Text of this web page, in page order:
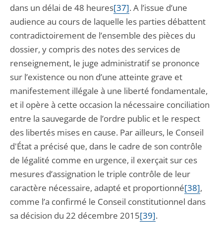
dans un délai de 48 heures[37]. A l’issue d’une
audience au cours de laquelle les parties débattent
contradictoirement de l’ensemble des pièces du
dossier, y compris des notes des services de
renseignement, le juge administratif se prononce
sur l’existence ou non d’une atteinte grave et
manifestement illégale à une liberté fondamentale,
et il opère à cette occasion la nécessaire conciliation
entre la sauvegarde de l’ordre public et le respect
des libertés mises en cause. Par ailleurs, le Conseil
d'État a précisé que, dans le cadre de son contrôle
de légalité comme en urgence, il exerçait sur ces
mesures d’assignation le triple contrôle de leur
caractère nécessaire, adapté et proportionné[38],
comme l’a confirmé le Conseil constitutionnel dans
sa décision du 22 décembre 2015[39].